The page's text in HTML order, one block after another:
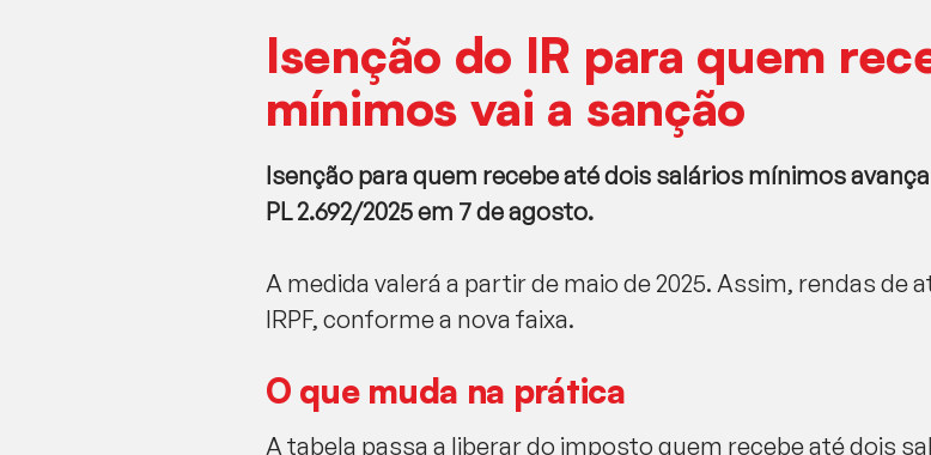
Isenção do IR para quem
mínimos vai a sanção
Isenção para quem recebe até dois salários mínimos
PL 2.692/2025 em 7 de agosto.
A medida valerá a partir de maio de 2025. Assim, rendas de
IRPF, conforme a nova faixa.
O que muda na prática
A tabela passa a liberar do imposto quem recebe até dois